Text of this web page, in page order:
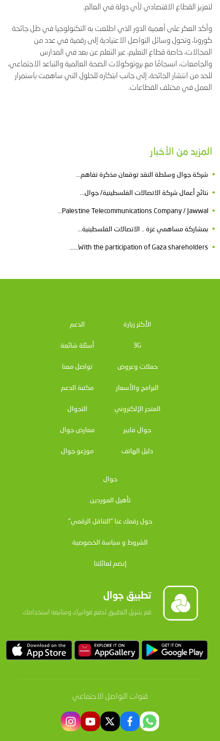
لتعزيز القطاع الاقتصادي لأي دولة في العالم.
وأكد العكر على أهمية الدور الذي اطلعت به التكنولوجيا في ظل جائحة
كورونا، وتحول وسائل التواصل الاعتيادية إلى رقمية في عدد من
المجالات، خاصة قطاع التعليم، عبر التعلم عن بعد في المدارس
والجامعات، انسجامًا مع بروتوكولات الصحة العالمية والتباعد الاجتماعي،
للحد من انتشار الجائحة، إلى جانب ابتكاره للحلول التي ساهمت باستمرار
العمل في مختلف القطاعات.
المزيد من الأخبار
شركة جوال وسلطة النقد توقعان مذكرة تفاهم...
نتائج أعمال شركة الاتصالات الفلسطينية/ جوال...
Palestine Telecommunications Company / Jawwal...
بمشاركة مساهمي غزة .. الاتصالات الفلسطينية...
With the participation of Gaza shareholders…...
الأكثر زيارة
3G
حملات وعروض
البرامج والأسعار
المتجر الإلكتروني
جوال فايبر
دليل الهاتف
الدعم
أسئلة شائعة
تواصل معنا
مكتبة الدعم
التجوال
معارض جوال
موزعو جوال
جوال
تأهيل الموردين
حول رقمك عنا “التناقل الرقمي”
الشروط و سياسة الخصوصية
إنضم لعائلتنا
تطبيق جوال
قم بتنزيل التطبيق لدفع فواتيرك ومتابعة استخدامك.
قنوات التواصل الاجتماعي